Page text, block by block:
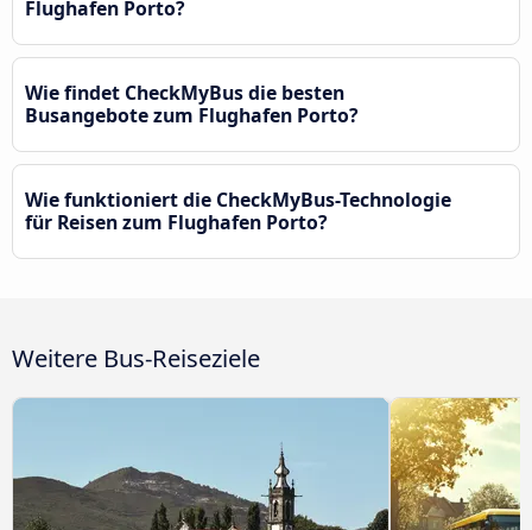
Flughafen Porto?
Wie findet CheckMyBus die besten
Busangebote zum Flughafen Porto?
Wie funktioniert die CheckMyBus-Technologie
für Reisen zum Flughafen Porto?
Weitere Bus-Reiseziele